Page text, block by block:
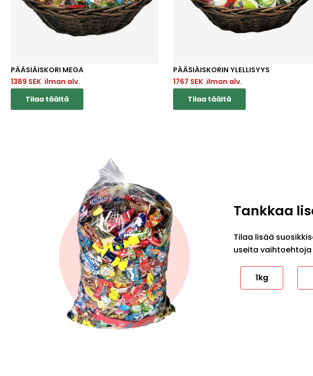
PÄÄSIÄISKORI MEGA
1389 SEK ilman alv.
Tilaa täältä
PÄÄSIÄISKORIN YLELLISYYS
1767 SEK ilman alv.
Tilaa täältä
Tankkaa
Tilaa lisää
useita
1kg